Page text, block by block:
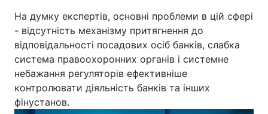
Головна Війна
Україна Політика
Економіка Світ
На думку експертів, основні проблеми в цій сфері
- відсутність механізму притягнення до
відповідальності посадових осіб банків, слабка
система правоохоронних органів і системне
небажання регуляторів ефективніше
контролювати діяльність банків та інших
фінустанов.